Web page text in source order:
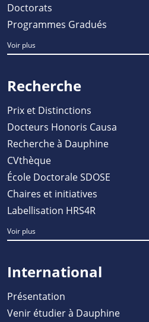
Doctorats
Programmes Gradués
Voir plus
Recherche
Prix et Distinctions
Docteurs Honoris Causa
Recherche à Dauphine
CVthèque
École Doctorale SDOSE
Chaires et initiatives
Labellisation HRS4R
Voir plus
International
Présentation
Venir étudier à Dauphine